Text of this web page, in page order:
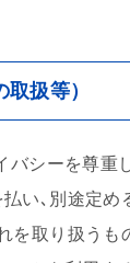
扱等）
バシーを尊重
い､別途定め
を取り扱うも